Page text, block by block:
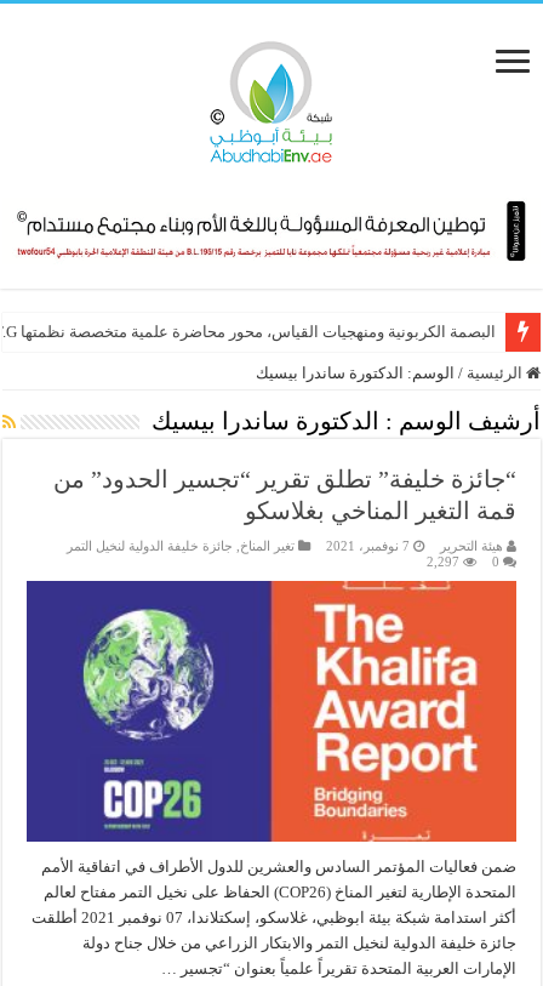
البصمة الكربونية ومنهجيات القياس، محور محاضرة علمية متخصصة نظمتها E.T.G
الرئيسية / الوسم: الدكتورة ساندرا بيسيك
أرشيف الوسم : الدكتورة ساندرا بيسيك
“جائزة خليفة” تطلق تقرير “تجسير الحدود” من
قمة التغير المناخي بغلاسكو
هيئة التحرير 7 نوفمبر، 2021 تغير المناخ
جائزة خليفة الدولية لنخيل التمر
0
2,297
ضمن فعاليات المؤتمر السادس والعشرين للدول الأطراف في اتفاقية الأمم
المتحدة الإطارية لتغير المناخ (COP26) الحفاظ على نخيل التمر مفتاح لعالم
أكثر استدامة شبكة بيئة ابوظبي، غلاسكو، إسكتلاندا، 07 نوفمبر 2021 أطلقت
جائزة خليفة الدولية لنخيل التمر والابتكار الزراعي من خلال جناح دولة
الإمارات العربية المتحدة تقريراً علمياً بعنوان “تجسير …